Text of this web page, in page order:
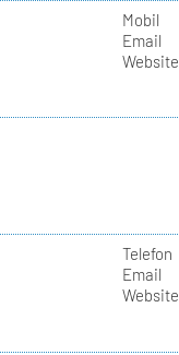
Mobil
Email
Website
Telefon
Email
Website